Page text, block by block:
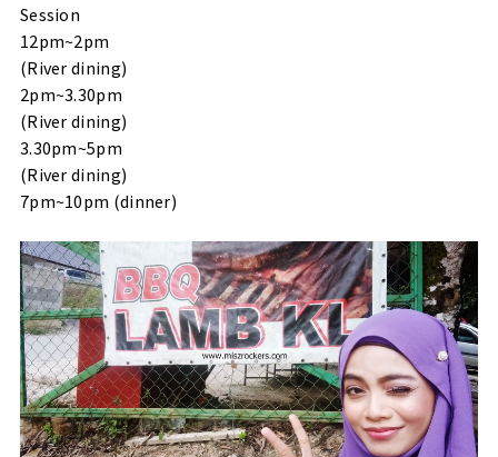
Session
12pm~2pm
(River dining)
2pm~3.30pm
(River dining)
3.30pm~5pm
(River dining)
7pm~10pm (dinner)